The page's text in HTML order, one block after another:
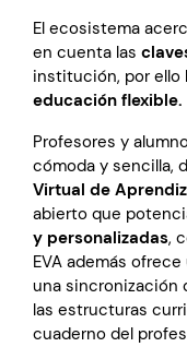
El ecosistema
en cuenta las
institución, por ello
educación flexible.
Profesores y
cómoda y sencilla,
Virtual de
abierto que
y personalizadas,
EVA además
una sincronización
las estructuras
cuaderno del